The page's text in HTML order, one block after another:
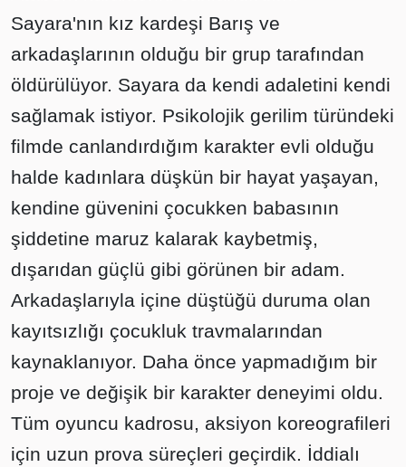
Sayara'nın kız kardeşi Barış ve
arkadaşlarının olduğu bir grup tarafından
öldürülüyor. Sayara da kendi adaletini kendi
sağlamak istiyor. Psikolojik gerilim türündeki
filmde canlandırdığım karakter evli olduğu
halde kadınlara düşkün bir hayat yaşayan,
kendine güvenini çocukken babasının
şiddetine maruz kalarak kaybetmiş,
dışarıdan güçlü gibi görünen bir adam.
Arkadaşlarıyla içine düştüğü duruma olan
kayıtsızlığı çocukluk travmalarından
kaynaklanıyor. Daha önce yapmadığım bir
proje ve değişik bir karakter deneyimi oldu.
Tüm oyuncu kadrosu, aksiyon koreografileri
için uzun prova süreçleri geçirdik. İddialı